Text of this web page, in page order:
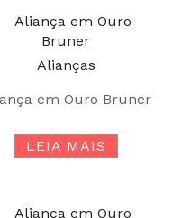
Alianças
em Ouro Bruner
LEIA MAIS